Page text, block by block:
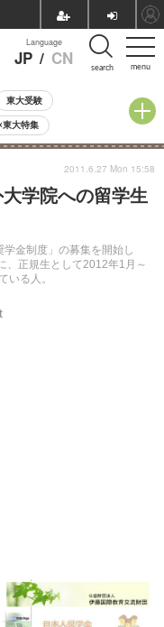
menu
Language
JP / CN search
東大受験
東大特集
小学校受験
人気記事
学院への留学生
金制度」の募集を開始し
、正規生として2012年1月～
いる人。
2011.6.27 Mon 15:58